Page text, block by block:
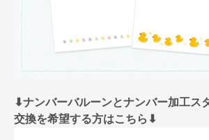
⬇︎ナンバーバルーンとナンバー加工ス
交換を希望する方はこちら⬇︎